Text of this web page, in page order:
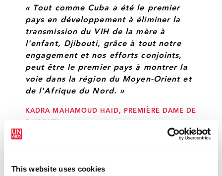
This website uses cookies
« Tout comme Cuba a été le premier
pays en développement à éliminer la
transmission du VIH de la mère à
l'enfant, Djibouti, grâce à tout notre
engagement et nos efforts conjoints,
peut être le premier pays à montrer la
voie dans la région du Moyen-Orient et
de l'Afrique du Nord. »
KADRA MAHAMOUD HAID, PREMIÈRE DAME DE
l'engagement de la Première dame,